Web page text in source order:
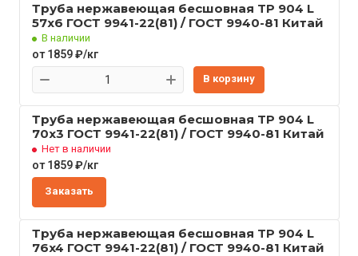
Труба нержавеющая бесшовная TP 904 L
57x6 ГОСТ 9941-22(81) / ГОСТ 9940-81 Китай
В наличии
от 1859 ₽/кг
В корзину
Труба нержавеющая бесшовная TP 904 L
70x3 ГОСТ 9941-22(81) / ГОСТ 9940-81 Китай
Нет в наличии
от 1859 ₽/кг
Заказать
Труба нержавеющая бесшовная TP 904 L
76x4 ГОСТ 9941-22(81) / ГОСТ 9940-81 Китай